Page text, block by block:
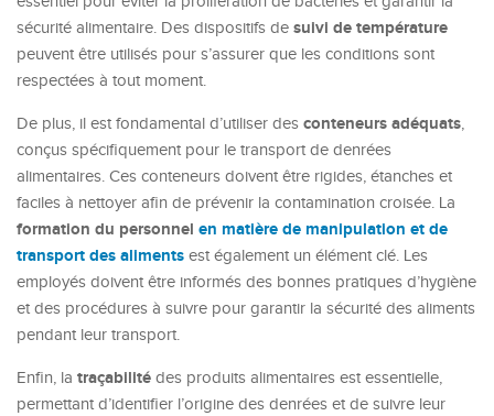
sécurité alimentaire. Des dispositifs de suivi de température
peuvent être utilisés pour s’assurer que les conditions sont
respectées à tout moment.
De plus, il est fondamental d’utiliser des conteneurs adéquats,
conçus spécifiquement pour le transport de denrées
alimentaires. Ces conteneurs doivent être rigides, étanches et
faciles à nettoyer afin de prévenir la contamination croisée. La
formation du personnel en matière de manipulation et de
transport des aliments est également un élément clé. Les
employés doivent être informés des bonnes pratiques d’hygiène
et des procédures à suivre pour garantir la sécurité des aliments
pendant leur transport.
Enfin, la traçabilité des produits alimentaires est essentielle,
permettant d’identifier l’origine des denrées et de suivre leur